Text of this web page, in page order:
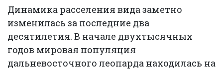
Динамика расселения вида заметно
изменилась за последние два
десятилетия. В начале двухтысячных
годов мировая популяция
дальневосточного леопарда находилась на